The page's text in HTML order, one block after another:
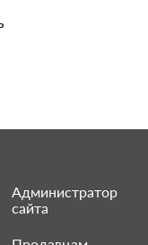
Администратор
сайта